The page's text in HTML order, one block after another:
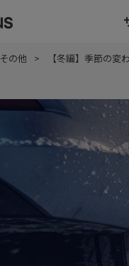
その他 【冬編】季節の変